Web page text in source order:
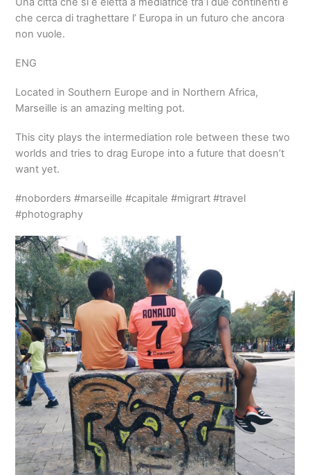
che cerca di traghettare l’ Europa in un futuro che ancora
non vuole.
ENG
Located in Southern Europe and in Northern Africa,
Marseille is an amazing melting pot.
This city plays the intermediation role between these two
worlds and tries to drag Europe into a future that doesn’t
want yet.
#noborders #marseille #capitale #migrart #travel
#photography